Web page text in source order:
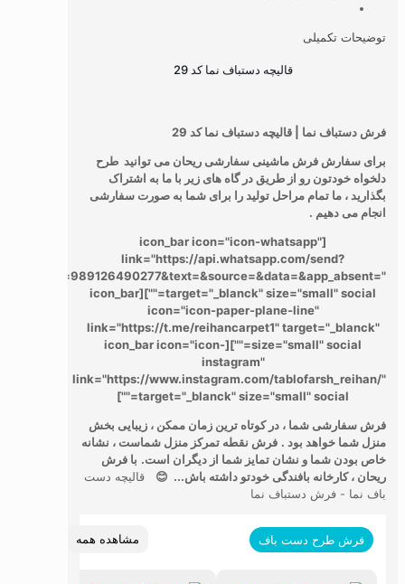
توضیحات تکمیلی
قالیچه دستباف نما کد 29
فرش دستباف نما | قالیچه دستباف نما کد 29
برای سفارش فرش ماشینی سفارشی ریحان می توانید طرح
دلخواه خودتون رو از طریق در گاه های زیر با ما به اشتراک
بگذارید ، ما تمام مراحل تولید را برای شما به صورت سفارشی
انجام می دهیم .
[icon_bar icon="icon-whatsapp"
link="https://api.whatsapp.com/send?
phone=989126490277&text=&source=&data=&app_absent="
target="_blanck" size="small" social=""][icon_bar
icon="icon-paper-plane-line"
link="https://t.me/reihancarpet1" target="_blanck"
size="small" social=""][icon_bar icon="icon-
instagram"
link="https://www.instagram.com/tablofarsh_reihan/"
target="_blanck" size="small" social=""]
فرش سفارشی شما ، در کوتاه ترین زمان ممکن ، زیبایی بخش
منزل شما خواهد بود . فرش نقطه تمرکز منزل شماست ، نشانه
خاص بودن شما و نشان تمایز شما از دیگران است. با فرش
ریحان ، کارخانه بافندگی خودتو داشته باش... 😊 قالیچه دست
باف نما - فرش دستباف نما
فرش طرح دست باف مشاهده همه